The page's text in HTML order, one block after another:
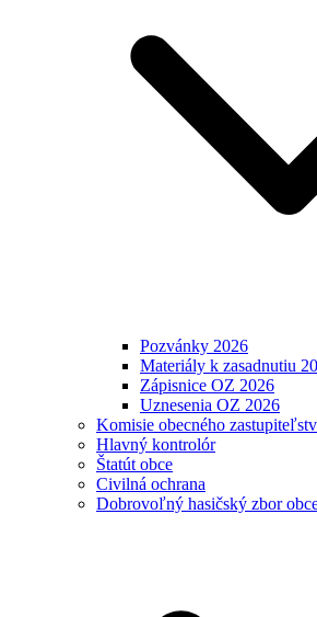
Pozvánky 2026
Materiály k zasadnutiu
Zápisnice OZ 2026
Uznesenia OZ 2026
Komisie obecného
Hlavný kontrolór
Štatút obce
Civilná ochrana
Dobrovoľný hasičský zbor